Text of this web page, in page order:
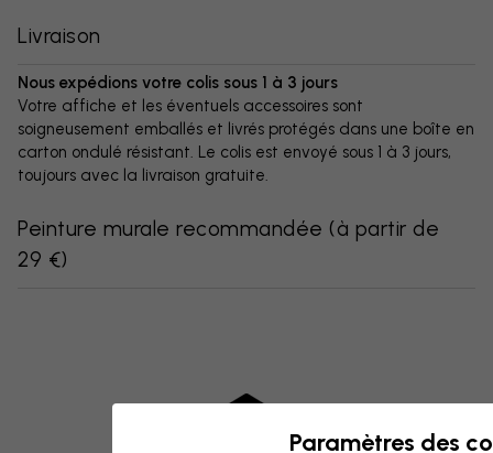
Livraison
Nous expédions votre colis sous 1 à 3 jours
Votre affiche et les éventuels accessoires sont
soigneusement emballés et livrés protégés dans une boîte en
carton ondulé résistant. Le colis est envoyé sous 1 à 3 jours,
toujours avec la livraison gratuite.
Peinture murale recommandée (à partir de
29 €)
Paramètres des